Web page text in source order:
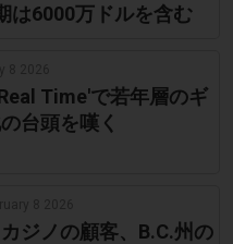
は6000万ドルを含む
Time'で若年層のギ
台頭を嘆く
ジノの顧客、B.C.州の